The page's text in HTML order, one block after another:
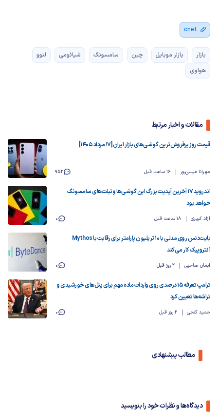
cnet
بازار بازار موبایل چین سامسونگ شیائومی
لنوو
هواوی
مقالات و اخبار مرتبط
قیمت روز پرفروش‌ترین گوشی‌های بازار ایران [17 مرداد 1405]
مهرانا عیسی‌پور 16 ساعت قبل 952
اندروید ۱۷ آخرین آپدیت بزرگ این گوشی‌ها و تبلت‌های سامسونگ
خواهد بود
آزاد کبیری 18 ساعت قبل 0
بایت‌دنس روی مدلی با ۱۰ تریلیون پارامتر برای رقابت با Mythos
آنتروپیک کار می‌کند
ایمان صاحبی 2 روز قبل 0
ترامپ تعرفه‌ ۱۵ درصدی روی واردات ماده مهم برای پنل‌های خورشیدی و
تراشه‌ها تعیین کرد
حمید گنجی 2 روز قبل 0
مطالب پیشنهادی
دیدگاه‌ها و نظرات خود را بنویسید